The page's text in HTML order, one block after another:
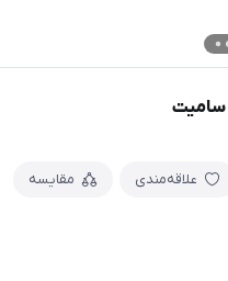
سامیت
علاقه‌مندی مقایسه